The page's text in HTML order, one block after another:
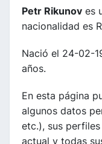
Petr Rikunov es
nacionalidad es
Nació el 24-02-
años.
En esta página
algunos datos
etc.), sus perfiles
actual y todas